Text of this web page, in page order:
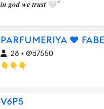
𝒊𝒏 𝒈𝒐𝒅 𝒘𝒆 𝒕𝒓𝒖𝒔𝒕 🤍ً
PARFUMERIYA ❤
28 • @d7550
👇👇👇
V6P5